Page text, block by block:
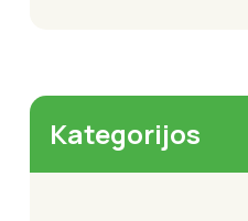
Kategorijos